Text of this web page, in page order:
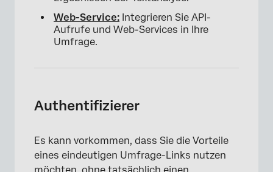
Web-Service: Integrieren Sie API-
Aufrufe und Web-Services in Ihre
Umfrage.
Authentifizierer
Es kann vorkommen, dass Sie die Vorteile
eines eindeutigen Umfrage-Links nutzen